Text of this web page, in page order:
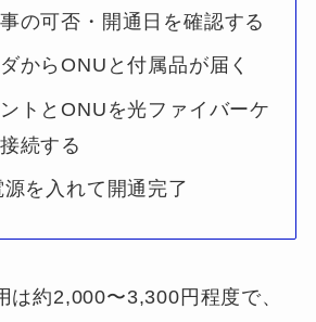
の可否・開通日を確認する
からONUと付属品が届く
トとONUを光ファイバーケ
続する
を入れて開通完了
は約2,000〜3,300円程度で、